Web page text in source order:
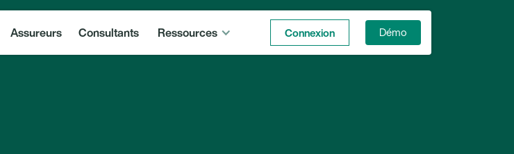
Assureurs Consultants Ressources Connexion Démo